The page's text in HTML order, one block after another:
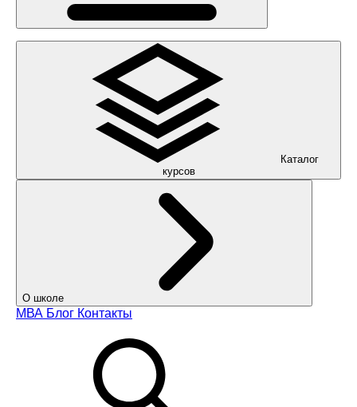
Каталог
курсов
О школе
МВА Блог Контакты